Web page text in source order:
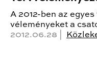
A 2012-ben az
véleményeket a
2012.06.28 |